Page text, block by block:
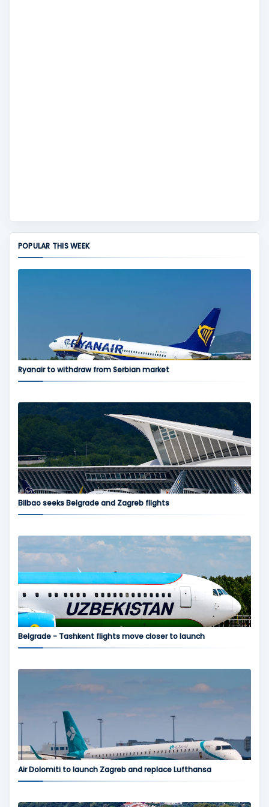
POPULAR THIS WEEK
Ryanair to withdraw from Serbian market
Bilbao seeks Belgrade and Zagreb flights
Belgrade - Tashkent flights move closer to launch
Air Dolomiti to launch Zagreb and replace Lufthansa